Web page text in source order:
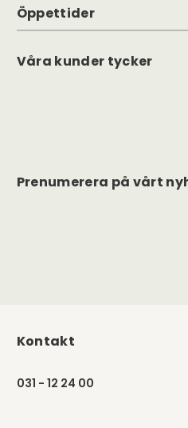
Öppettider
Våra kunder tycker
Prenumerera på vårt
Kontakt
031 - 12 24 00